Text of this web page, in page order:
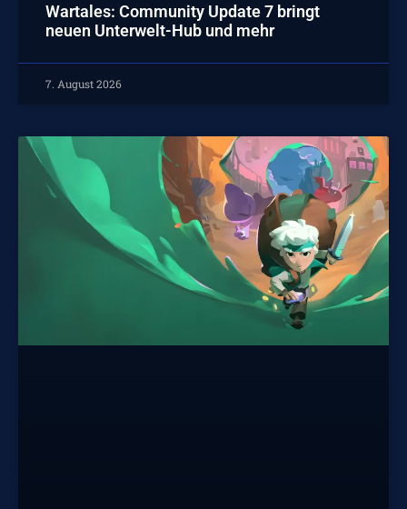
Wartales: Community Update 7 bringt
neuen Unterwelt-Hub und mehr
7. August 2026